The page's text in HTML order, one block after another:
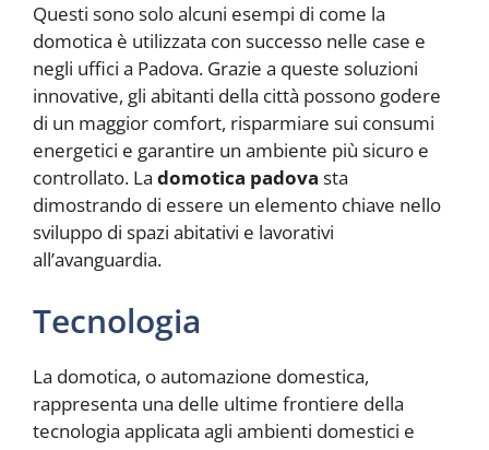
Questi sono solo alcuni esempi di come la
domotica è utilizzata con successo nelle case e
negli uffici a Padova. Grazie a queste soluzioni
innovative, gli abitanti della città possono godere
di un maggior comfort, risparmiare sui consumi
energetici e garantire un ambiente più sicuro e
controllato. La domotica padova sta
dimostrando di essere un elemento chiave nello
sviluppo di spazi abitativi e lavorativi
all’avanguardia.
Tecnologia
La domotica, o automazione domestica,
rappresenta una delle ultime frontiere della
tecnologia applicata agli ambienti domestici e